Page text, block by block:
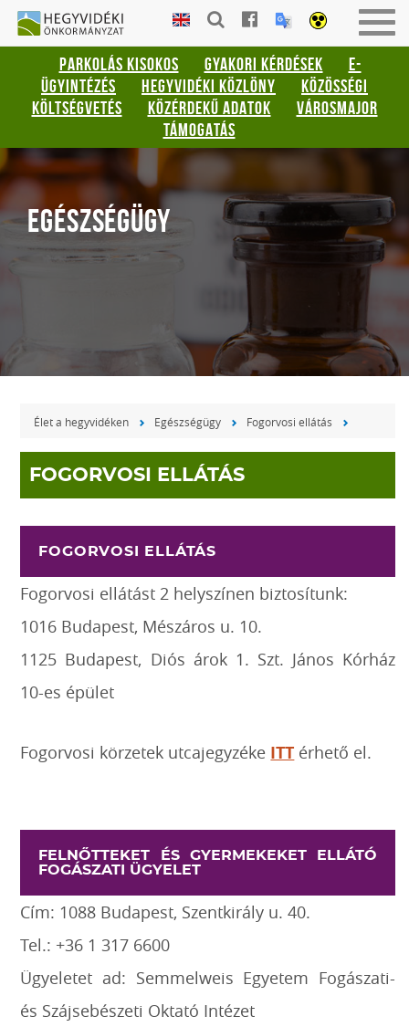
Gyorsbillentyűk
listája
Keresés:
"S"
Bejelentkezés:
be-
HEGYVIDÉKI
ÖNKORMÁNYZAT
PARKOLÁS KISOKOS GYAKORI KÉRDÉSEK
E-
ÜGYINTÉZÉS
HEGYVIDÉKI KÖZLÖNY
KÖZÖSSÉGI
KÖLTSÉGVETÉS
KÖZÉRDEKŰ ADATOK
VÁROSMAJOR
TÁMOGATÁS
EGÉSZSÉGÜGY
Élet a hegyvidéken Egészségügy Fogorvosi ellátás
FOGORVOSI ELLÁTÁS
FOGORVOSI ELLÁTÁS
Fogorvosi ellátást 2 helyszínen biztosítunk:
1016 Budapest, Mészáros u. 10.
1125 Budapest, Diós árok 1. Szt. János Kórház
10-es épület
Fogorvosi körzetek utcajegyzéke ITT érhető el.
FELNŐTTEKET ÉS GYERMEKEKET ELLÁTÓ
FOGÁSZATI ÜGYELET
Cím: 1088 Budapest, Szentkirály u. 40.
Tel.: +36 1 317 6600
Ügyeletet ad: Semmelweis Egyetem Fogászati-
és Szájsebészeti Oktató Intézet